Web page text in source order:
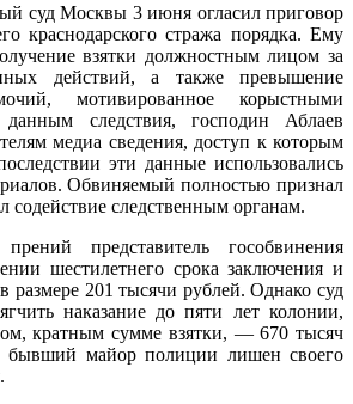
суд Москвы 3 июня огласил приговор
краснодарского стража порядка. Ему
взятки должностным лицом за
действий, а также превышение
мотивированное корыстными
следствия, господин Аблаев
медиа сведения, доступ к которым
эти данные использовались
Обвиняемый полностью признал
содействие следственным органам.
представитель гособвинения
шестилетнего срока заключения и
размере 201 тысячи рублей. Однако суд
наказание до пяти лет колонии,
кратным сумме взятки, — 670 тысяч
бывший майор полиции лишен своего